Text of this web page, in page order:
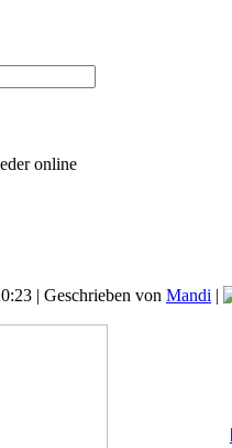
online
| Geschrieben von Mandi |